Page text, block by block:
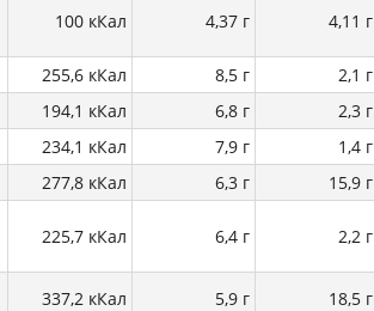
100 кКал 4,37 г 4,11 г
255,6 кКал 8,5 г 2,1 г
194,1 кКал 6,8 г 2,3 г
234,1 кКал 7,9 г 1,4 г
277,8 кКал 6,3 г 15,9 г
225,7 кКал 6,4 г 2,2 г
337,2 кКал 5,9 г 18,5 г